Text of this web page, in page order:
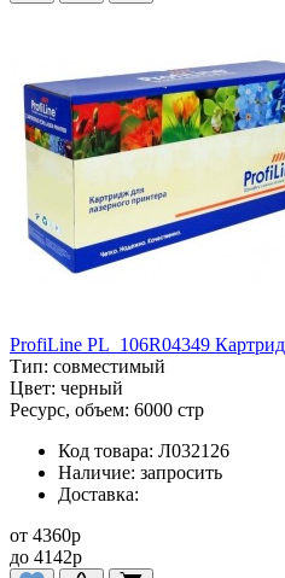
ProfiLine PL_106R04349
Тип: совместимый
Цвет: черный
Ресурс, объем: 6000 стр
Код товара: Л032126
Наличие: запросить
Доставка:
от 4360p
до 4142p